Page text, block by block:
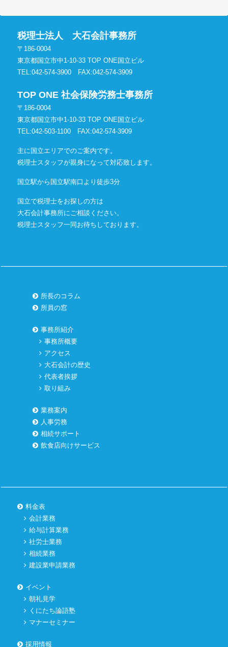
税理士法人 大石会計事務所
〒186-0004
東京都国立市中1-10-33 TOP ONE国立ビル
TEL:042-574-3900
FAX:042-574-3909
TOP ONE 社会保険労務士事務所
〒186-0004
東京都国立市中1-10-33 TOP ONE国立ビル
TEL:042-503-1100
FAX:042-574-3909
主に国立エリアでのご案内です。
税理士スタッフが親身になって対応致します。
国立駅から国立駅南口より徒歩3分
国立で税理士をお探しの方は
大石会計事務所にご相談ください。
税理士スタッフ一同お待ちしております。
所長のコラム
所員の窓
事務所紹介
事務所概要
アクセス
大石会計の歴史
代表者挨拶
取り組み
業務案内
人事労務
相続サポート
飲食店向けサービス
料金表
会計業務
給与計算業務
社労士業務
相続業務
建設業申請業務
イベント
朝礼見学
くにたち論語塾
マナーセミナー
採用情報